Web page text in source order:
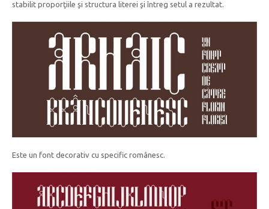
stabilit proporţiile şi structura literei şi întreg setul a rezultat.
Este un font decorativ cu specific românesc.